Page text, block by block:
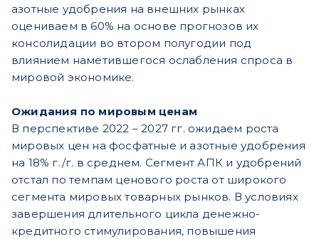
азотные удобрения на внешних рынках
оцениваем в 60% на основе прогнозов их
консолидации во втором полугодии под
влиянием наметившегося ослабления спроса в
мировой экономике.
Ожидания по мировым ценам
В перспективе 2022 – 2027 гг. ожидаем роста
мировых цен на фосфатные и азотные удобрения
на 18% г./г. в среднем. Сегмент АПК и удобрений
отстал по темпам ценового роста от широкого
сегмента мировых товарных рынков. В условиях
завершения длительного цикла денежно-
кредитного стимулирования, повышения